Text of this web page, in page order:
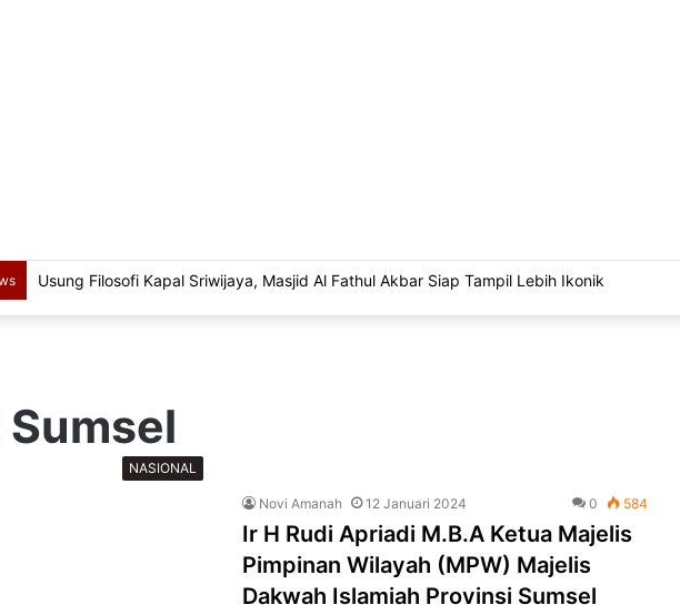
Usung Filosofi Kapal Sriwijaya, Masjid Al Fathul Akbar Siap Tampil Lebih Ikonik
Sumsel
NASIONAL
Novi Amanah 12 Januari 2024 0 584
Ir H Rudi Apriadi M.B.A Ketua Majelis
Pimpinan Wilayah (MPW) Majelis
Dakwah Islamiah Provinsi Sumsel